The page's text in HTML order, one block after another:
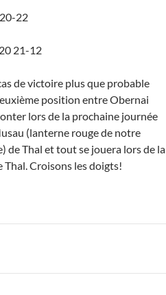
22
21-12
de victoire plus que probable
position entre Obernai
lors de la prochaine journée
(lanterne rouge de notre
de Thal et tout se jouera lors de la
Croisons les doigts!